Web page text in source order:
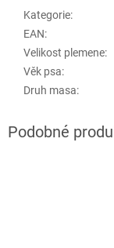
Kategorie:
EAN:
Velikost plemene:
Věk psa:
Druh masa: